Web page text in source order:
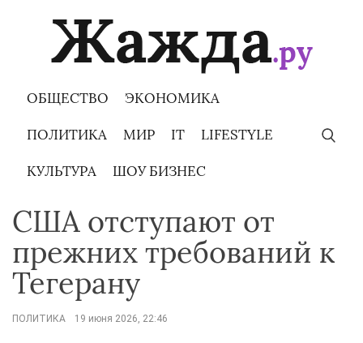
ОБЩЕСТВО ЭКОНОМИКА
ПОЛИТИКА МИР IT LIFESTYLE
КУЛЬТУРА ШОУ БИЗНЕС
США отступают от
прежних требований к
Тегерану
ПОЛИТИКА 19 июня 2026, 22:46